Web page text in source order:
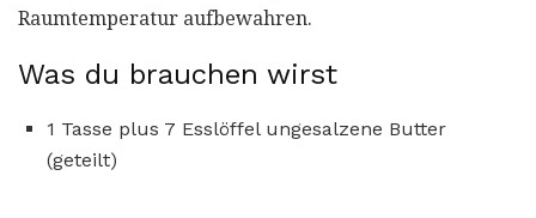
Raumtemperatur aufbewahren.
Was du brauchen wirst
1 Tasse plus 7 Esslöffel ungesalzene Butter
(geteilt)